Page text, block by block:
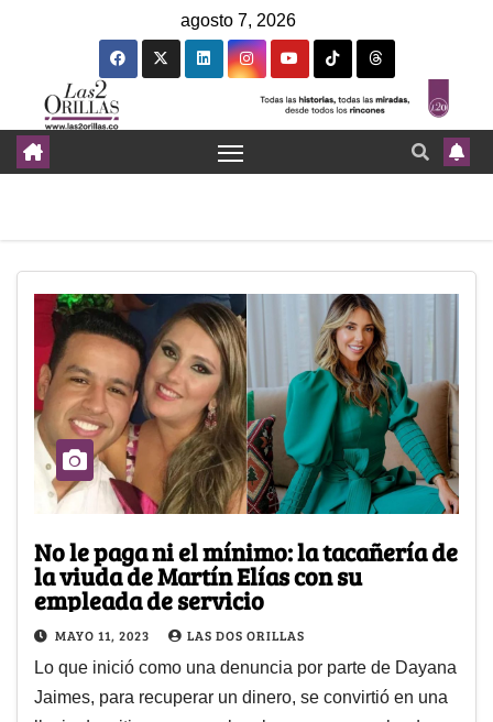
agosto 7, 2026
No le paga ni el mínimo: la tacañería de
la viuda de Martín Elías con su
empleada de servicio
MAYO 11, 2023 LAS DOS ORILLAS
Lo que inició como una denuncia por parte de Dayana
Jaimes, para recuperar un dinero, se convirtió en una